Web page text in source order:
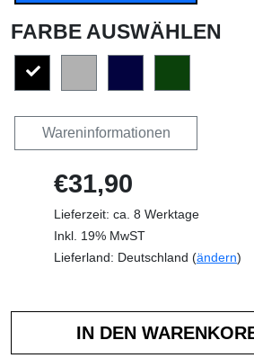
FARBE AUSWÄHLEN
Wareninformationen
€31,90
Lieferzeit: ca. 8 Werktage
Inkl. 19% MwST
Lieferland: Deutschland (ändern)